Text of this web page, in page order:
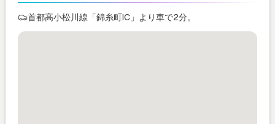
首都高小松川線「錦糸町IC」より車で2分。